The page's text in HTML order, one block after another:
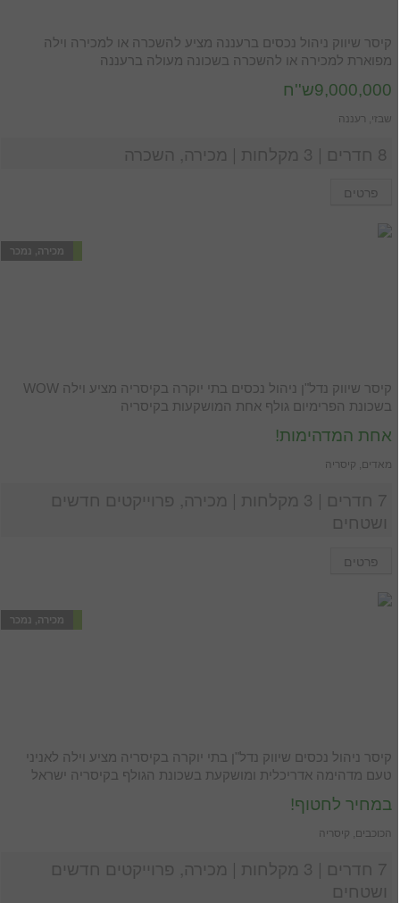
קיסר שיווק ניהול נכסים ברעננה מציע להשכרה או למכירה וילה
מפוארת למכירה או להשכרה בשכונה מעולה ברעננה
9,000,000ש''ח
שבזי, רעננה
8 חדרים | 3 מקלחות | מכירה, השכרה
פרטים
מכירה, נמכר
קיסר שיווק נדל"ן ניהול נכסים בתי יוקרה בקיסריה מציע וילה WOW
בשכונת הפרימיום גולף אחת המושקעות בקיסריה
אחת המדהימות!
מאדים, קיסריה
7 חדרים | 3 מקלחות | מכירה, פרוייקטים חדשים
ושטחים
פרטים
מכירה, נמכר
קיסר ניהול נכסים שיווק נדל"ן בתי יוקרה בקיסריה מציע וילה לאניני
טעם מדהימה אדריכלית ומושקעת בשכונת הגולף בקיסריה ישראל
במחיר לחטוף!
הכוכבים, קיסריה
7 חדרים | 3 מקלחות | מכירה, פרוייקטים חדשים
ושטחים